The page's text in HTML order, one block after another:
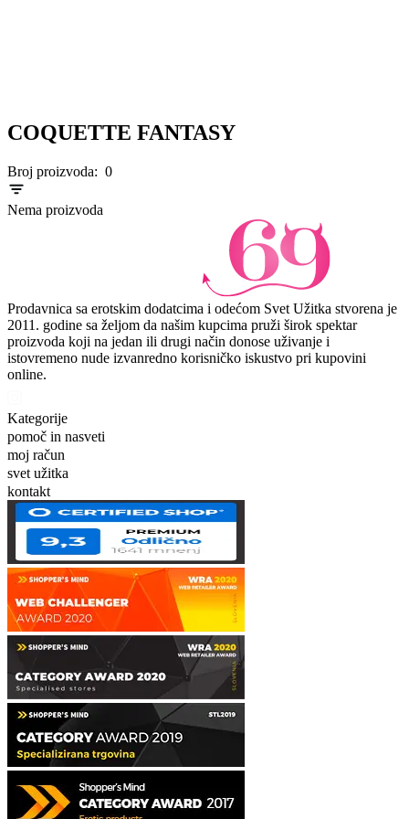
COQUETTE FANTASY
Broj proizvoda: 0
Nema proizvoda
Prodavnica sa erotskim dodatcima i odećom Svet Užitka stvorena je
2011. godine sa željom da našim kupcima pruži širok spektar
proizvoda koji na jedan ili drugi način donose uživanje i
istovremeno nude izvanredno korisničko iskustvo pri kupovini
online.
Kategorije
pomoč in nasveti
moj račun
svet užitka
kontakt